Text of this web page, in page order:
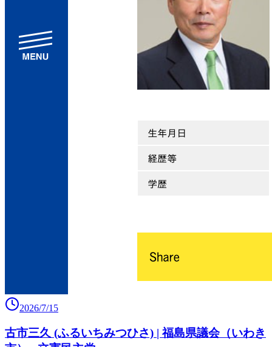
2026/7/15
古市三久 (ふるいちみつひさ) | 福島県議会（いわき